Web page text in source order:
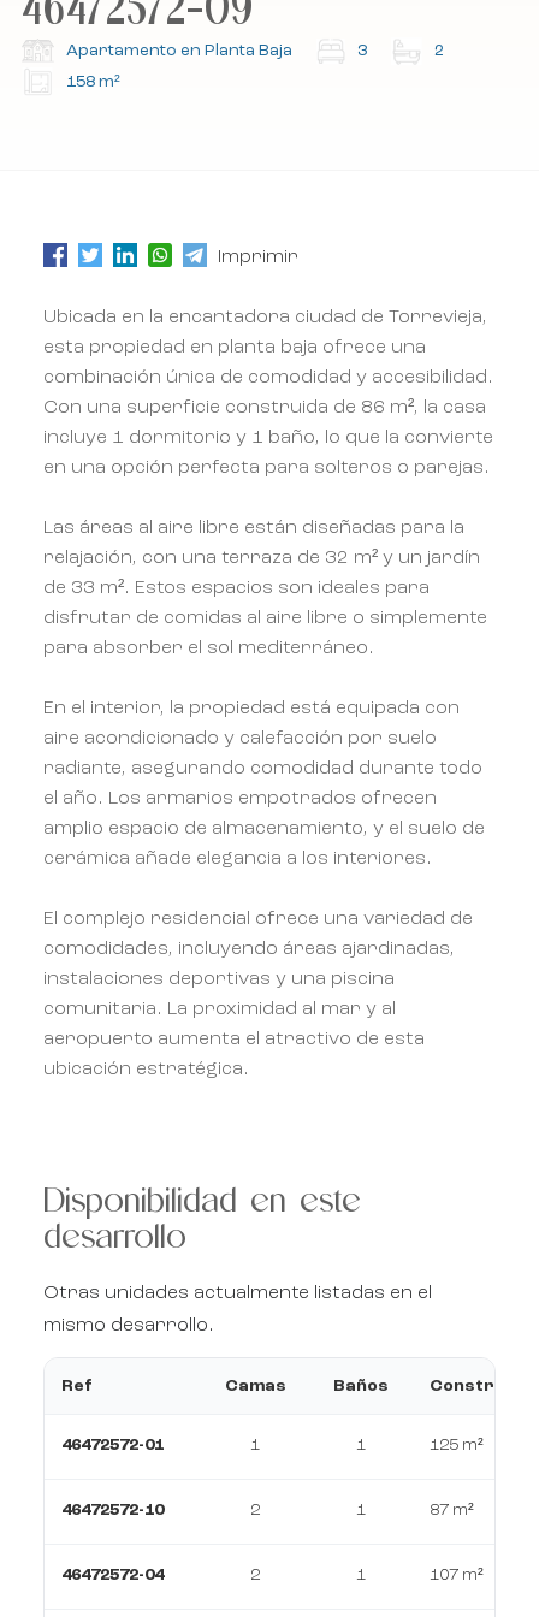
Suscríbete a nuestro boletín.
Suscríbete a nuestro boletín.
Apartamento en Planta Baja 3
2
158 m²
Imprimir
Ubicada en la encantadora ciudad de Torrevieja,
esta propiedad en planta baja ofrece una
combinación única de comodidad y accesibilidad.
Con una superficie construida de 86 m², la casa
incluye 1 dormitorio y 1 baño, lo que la convierte
en una opción perfecta para solteros o parejas.
Las áreas al aire libre están diseñadas para la
relajación, con una terraza de 32 m² y un jardín
de 33 m². Estos espacios son ideales para
disfrutar de comidas al aire libre o simplemente
para absorber el sol mediterráneo.
En el interior, la propiedad está equipada con
aire acondicionado y calefacción por suelo
radiante, asegurando comodidad durante todo
el año. Los armarios empotrados ofrecen
amplio espacio de almacenamiento, y el suelo de
cerámica añade elegancia a los interiores.
El complejo residencial ofrece una variedad de
comodidades, incluyendo áreas ajardinadas,
instalaciones deportivas y una piscina
comunitaria. La proximidad al mar y al
aeropuerto aumenta el atractivo de esta
ubicación estratégica.
Disponibilidad en este
desarrollo
Otras unidades actualmente listadas en el
mismo desarrollo.
Ref Camas Baños
46472572-01 1 1 125 m²
46472572-10 2 1 87 m²
46472572-04 2 1 107 m²